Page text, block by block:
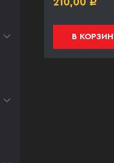
210,00 Р
В